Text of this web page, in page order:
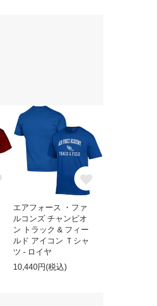
エアフォース ・ファ
ルコンズ チャンピオ
ン トラック & フィー
ルド アイコン Ｔシャ
ツ - ロイヤ
10,440円(税込)